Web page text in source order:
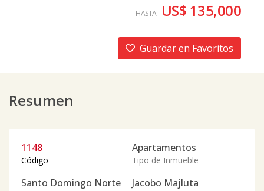
HASTA US$ 135,000
Guardar en Favoritos
Resumen
1148
Código
Apartamentos
Tipo de Inmueble
Santo Domingo Norte Jacobo Majluta